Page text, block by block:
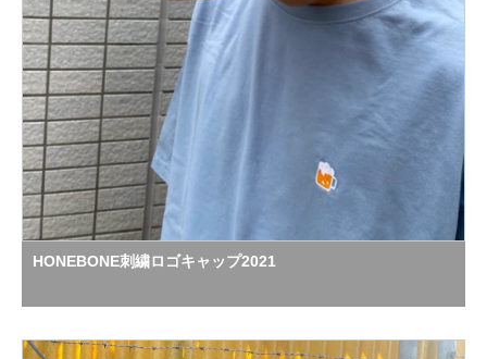
HONEBONE刺繍ロゴキャップ2021